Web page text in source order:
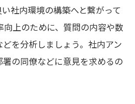
社内環境の構築へと繋がって
向上のために、質問の内容や数
を分析しましょう。社内アン
の同僚などに意見を求めるの